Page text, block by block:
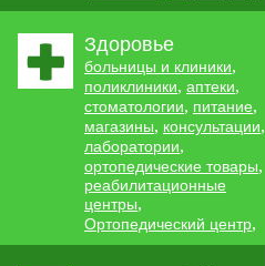
Здоровье
больницы и клиники,
поликлиники, аптеки,
стоматологии, питание,
магазины, консультации,
лаборатории,
ортопедические товары,
реабилитационные
центры,
Ортопедический центр,